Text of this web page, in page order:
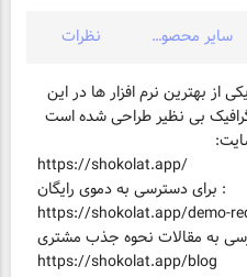
سایر محصولات شرکت نظرات
از بهترین نرم افزار ها در این
https://shokolat.app/
برای دسترسی به دموی رایگان :
https://shokolat.app/demo-
به مقالات نحوه جذب مشتری :
https://shokolat.app/blog